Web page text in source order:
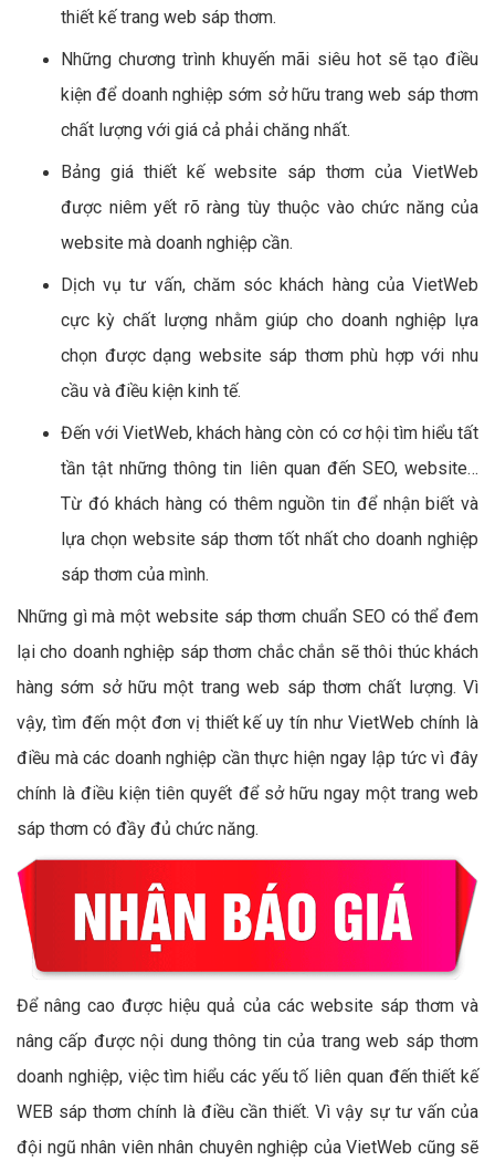
thiết kế trang web sáp thơm.
Những chương trình khuyến mãi siêu hot sẽ tạo điều
kiện để doanh nghiệp sớm sở hữu trang web sáp thơm
chất lượng với giá cả phải chăng nhất.
Bảng giá thiết kế website sáp thơm của VietWeb
được niêm yết rõ ràng tùy thuộc vào chức năng của
website mà doanh nghiệp cần.
Dịch vụ tư vấn, chăm sóc khách hàng của VietWeb
cực kỳ chất lượng nhằm giúp cho doanh nghiệp lựa
chọn được dạng website sáp thơm phù hợp với nhu
cầu và điều kiện kinh tế.
Đến với VietWeb, khách hàng còn có cơ hội tìm hiểu tất
tần tật những thông tin liên quan đến SEO, website…
Từ đó khách hàng có thêm nguồn tin để nhận biết và
lựa chọn website sáp thơm tốt nhất cho doanh nghiệp
sáp thơm của mình.
Những gì mà một website sáp thơm chuẩn SEO có thể đem
lại cho doanh nghiệp sáp thơm chắc chắn sẽ thôi thúc khách
hàng sớm sở hữu một trang web sáp thơm chất lượng. Vì
vậy, tìm đến một đơn vị thiết kế uy tín như VietWeb chính là
điều mà các doanh nghiệp cần thực hiện ngay lập tức vì đây
chính là điều kiện tiên quyết để sở hữu ngay một trang web
sáp thơm có đầy đủ chức năng.
Để nâng cao được hiệu quả của các website sáp thơm và
nâng cấp được nội dung thông tin của trang web sáp thơm
doanh nghiệp, việc tìm hiểu các yếu tố liên quan đến thiết kế
WEB sáp thơm chính là điều cần thiết. Vì vậy sự tư vấn của
đội ngũ nhân viên nhân chuyên nghiệp của VietWeb cũng sẽ